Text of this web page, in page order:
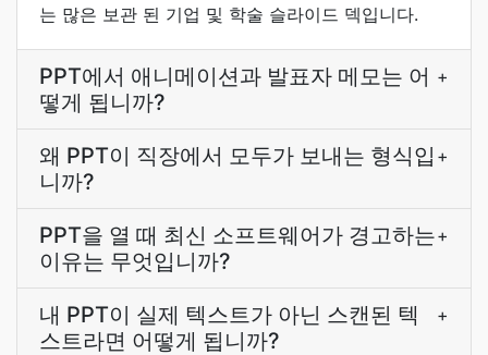
는 많은 보관 된 기업 및 학술 슬라이드 덱입니다.
PPT에서 애니메이션과 발표자 메모는 어
떻게 됩니까?
+
왜 PPT이 직장에서 모두가 보내는 형식입
니까?
+
PPT을 열 때 최신 소프트웨어가 경고하는
이유는 무엇입니까?
+
내 PPT이 실제 텍스트가 아닌 스캔된 텍
스트라면 어떻게 됩니까?
+